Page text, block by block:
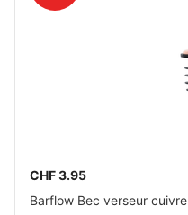
CHF 3.95
Barflow Bec verseur cuivre